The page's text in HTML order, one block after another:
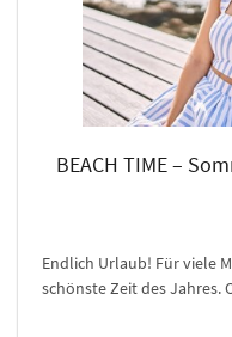
BEACH TIME –
Endlich Urlaub! Für viele
schönste Zeit des Jahres.